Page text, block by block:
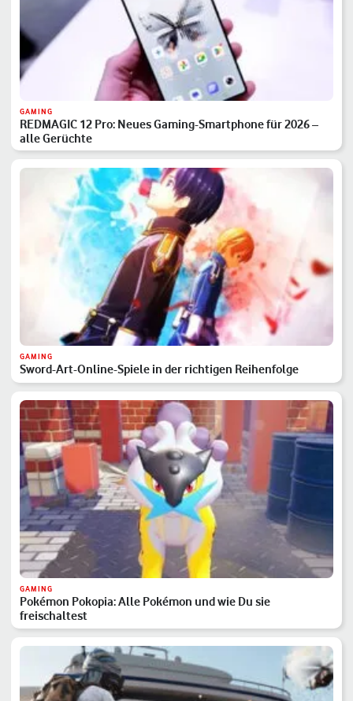
GAMING
REDMAGIC 12 Pro: Neues Gaming-Smartphone für 2026 –
alle Gerüchte
GAMING
Sword-Art-Online-Spiele in der richtigen Reihenfolge
GAMING
Pokémon Pokopia: Alle Pokémon und wie Du sie
freischaltest